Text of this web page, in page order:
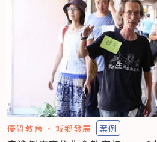
優質教育 城鄉發展 案例